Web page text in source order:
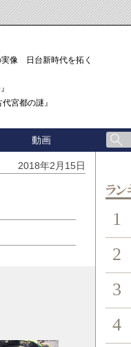
像 日台新時代を拓く
宮都の謎』
動画
2018年2月15日
1
2
3
4